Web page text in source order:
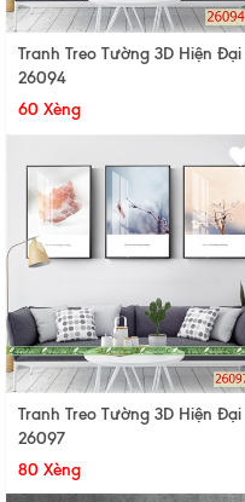
Tranh Treo Tường 3D Hiện Đại
26094
60 Xèng
Tranh Treo Tường 3D Hiện Đại
26097
80 Xèng